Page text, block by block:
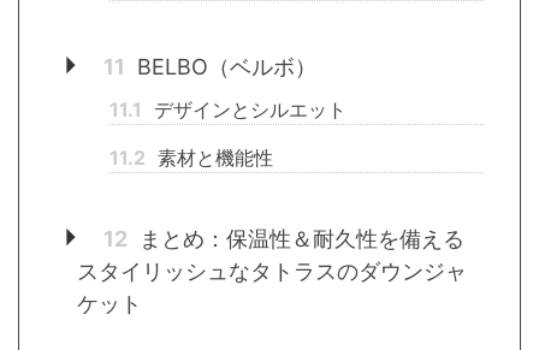
11 BELBO（ベルボ）
11.1
デザインとシルエット
11.2 素材と機能性
12
まとめ：保温性＆耐久性を備える
スタイリッシュなタトラスのダウンジャ
ケット